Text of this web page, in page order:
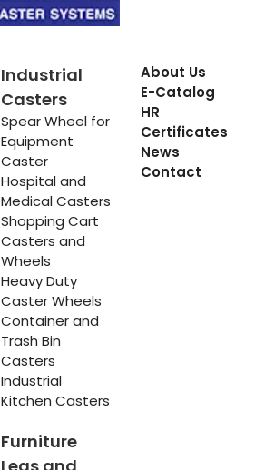
Industrial
Casters
Spear Wheel for
Equipment
Caster
Hospital and
Medical Casters
Shopping Cart
Casters and
Wheels
Heavy Duty
Caster Wheels
Container and
Trash Bin
Casters
Industrial
Kitchen Casters
Furniture
About Us
E-Catalog
HR
Certificates
News
Contact